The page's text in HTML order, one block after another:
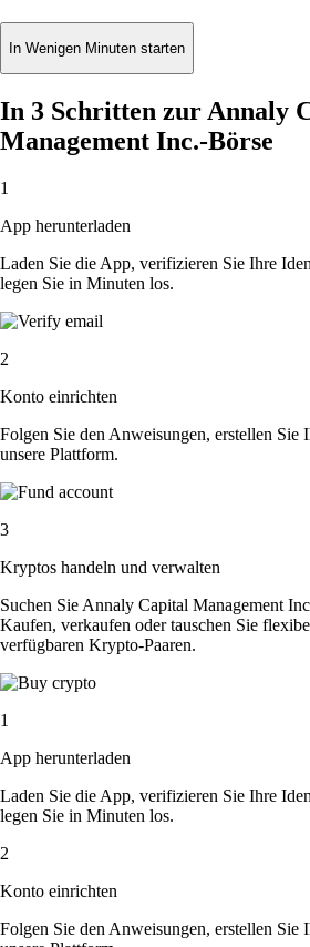
In Wenigen Minuten starten
In 3 Schritten zur Annaly
Management Inc.-Börse
1
App herunterladen
Laden Sie die App, verifizieren Sie Ihre
legen Sie in Minuten los.
2
Konto einrichten
Folgen Sie den Anweisungen, erstellen Sie
unsere Plattform.
3
Kryptos handeln und verwalten
Suchen Sie Annaly Capital Management
Kaufen, verkaufen oder tauschen Sie
verfügbaren Krypto-Paaren.
1
App herunterladen
Laden Sie die App, verifizieren Sie Ihre
legen Sie in Minuten los.
2
Konto einrichten
Folgen Sie den Anweisungen, erstellen Sie